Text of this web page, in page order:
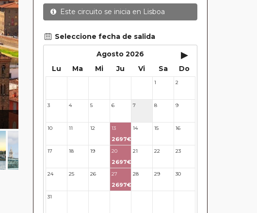
Este circuito se inicia en Lisboa
Seleccione fecha de salida
Agosto 2026
▸
Lu Ma Mi Ju Vi Sa Do
1 2
3 4 5 6 7 8 9
10 11 12 13
2697€
14 15 16
17 18 19 20
2697€
21 22 23
24 25 26 27
2697€
28 29 30
31